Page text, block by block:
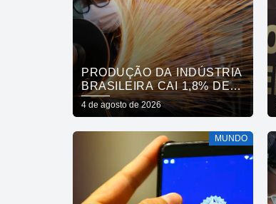
PRODUÇÃO DA INDÚSTRIA
BRASILEIRA CAI 1,8% DE
MAIO PARA JUNHO
4 de agosto de 2026
MUNDO